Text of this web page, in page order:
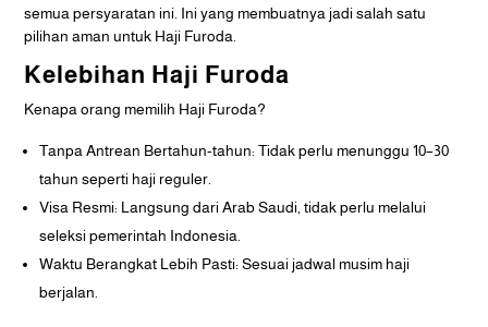
semua persyaratan ini. Ini yang membuatnya jadi salah satu
pilihan aman untuk Haji Furoda.
Kelebihan Haji Furoda
Kenapa orang memilih Haji Furoda?
Tanpa Antrean Bertahun-tahun: Tidak perlu menunggu 10–30
tahun seperti haji reguler.
Visa Resmi: Langsung dari Arab Saudi, tidak perlu melalui
seleksi pemerintah Indonesia.
Waktu Berangkat Lebih Pasti: Sesuai jadwal musim haji
berjalan.